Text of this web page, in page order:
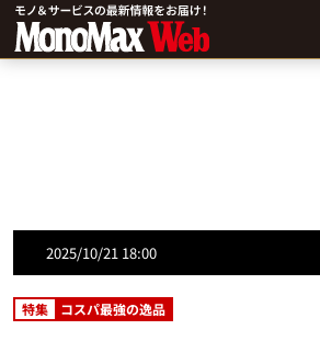
2025/10/21 18:00
特集 コスパ最強の逸品